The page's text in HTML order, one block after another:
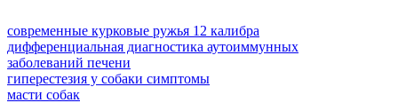
современные курковые ружья 12 калибра
дифференциальная диагностика аутоиммунных
заболеваний печени
гиперестезия у собаки симптомы
масти собак